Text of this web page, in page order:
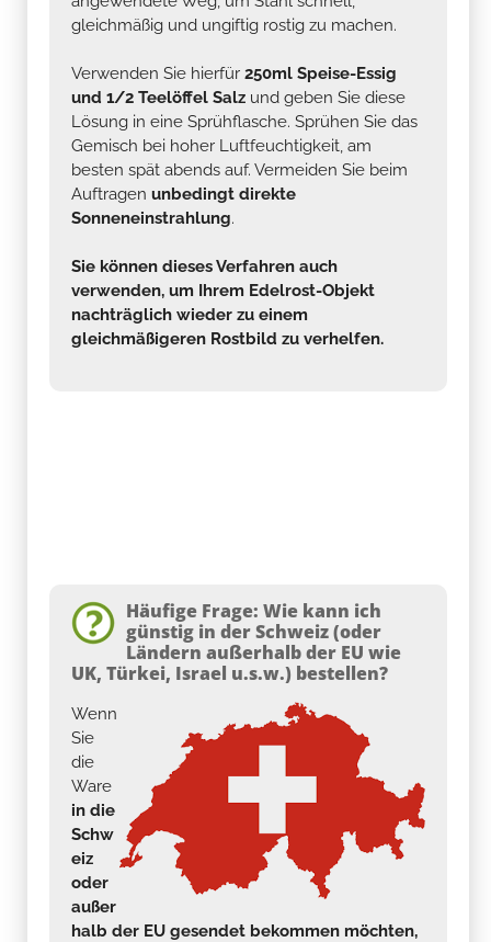
gleichmäßig und ungiftig rostig zu machen.
Verwenden Sie hierfür 250ml Speise-Essig
und 1/2 Teelöffel Salz und geben Sie diese
Lösung in eine Sprühflasche. Sprühen Sie das
Gemisch bei hoher Luftfeuchtigkeit, am
besten spät abends auf. Vermeiden Sie beim
Auftragen unbedingt direkte
Sonneneinstrahlung.
Sie können dieses Verfahren auch
verwenden, um Ihrem Edelrost-Objekt
nachträglich wieder zu einem
gleichmäßigeren Rostbild zu verhelfen.
Häufige Frage: Wie kann ich
günstig in der Schweiz (oder
Ländern außerhalb der EU wie
UK, Türkei, Israel u.s.w.) bestellen?
Wenn
Sie
die
Ware
in die
Schw
eiz
oder
außer
halb der EU gesendet bekommen möchten,